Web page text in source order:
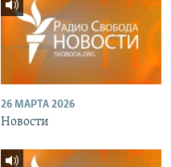
26 МАРТА 2026
Новости